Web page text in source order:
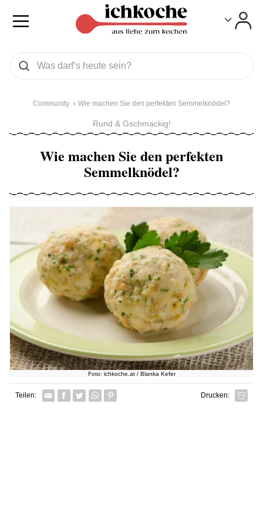
Was wollen Sie suchen
Suchen
Community Wie machen Sie den perfekten Semmelknödel?
Rund & Gschmackig!
Wie machen Sie den perfekten
Semmelknödel?
Foto: ichkoche.at / Blanka Kefer
Teilen: Facebook
TwitterWhatsapp senden
Pin it Drucken: